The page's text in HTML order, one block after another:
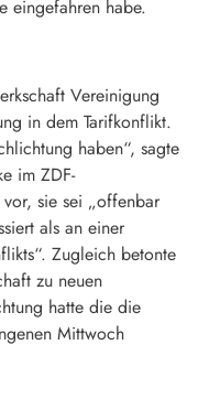
eingefahren habe.
Vereinigung
in dem Tarifkonflikt.
haben“, sagte
im ZDF-
sie sei „offenbar
als an einer
Zugleich betonte
zu neuen
hatte die die
Mittwoch